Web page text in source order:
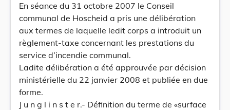
En séance du 31 octobre 2007 le Conseil
communal de Hoscheid a pris une délibération
aux termes de laquelle ledit corps a introduit un
règlement-taxe concernant les prestations du
service d’incendie communal.
Ladite délibération a été approuvée par décision
ministérielle du 22 janvier 2008 et publiée en due
forme.
J u n g l i n s t e r.- Définition du terme de «surface